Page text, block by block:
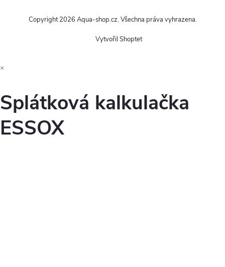
Vytvořil Shoptet
Copyright 2026 Aqua-shop.cz. Všechna práva vyhrazena.
×
Splátková kalkulačka
ESSOX